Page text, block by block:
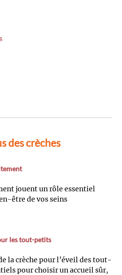
des crèches
jouent un rôle essentiel
être de vos seins
les tout-petits
la crèche pour l’éveil des tout-
pour choisir un accueil sûr,